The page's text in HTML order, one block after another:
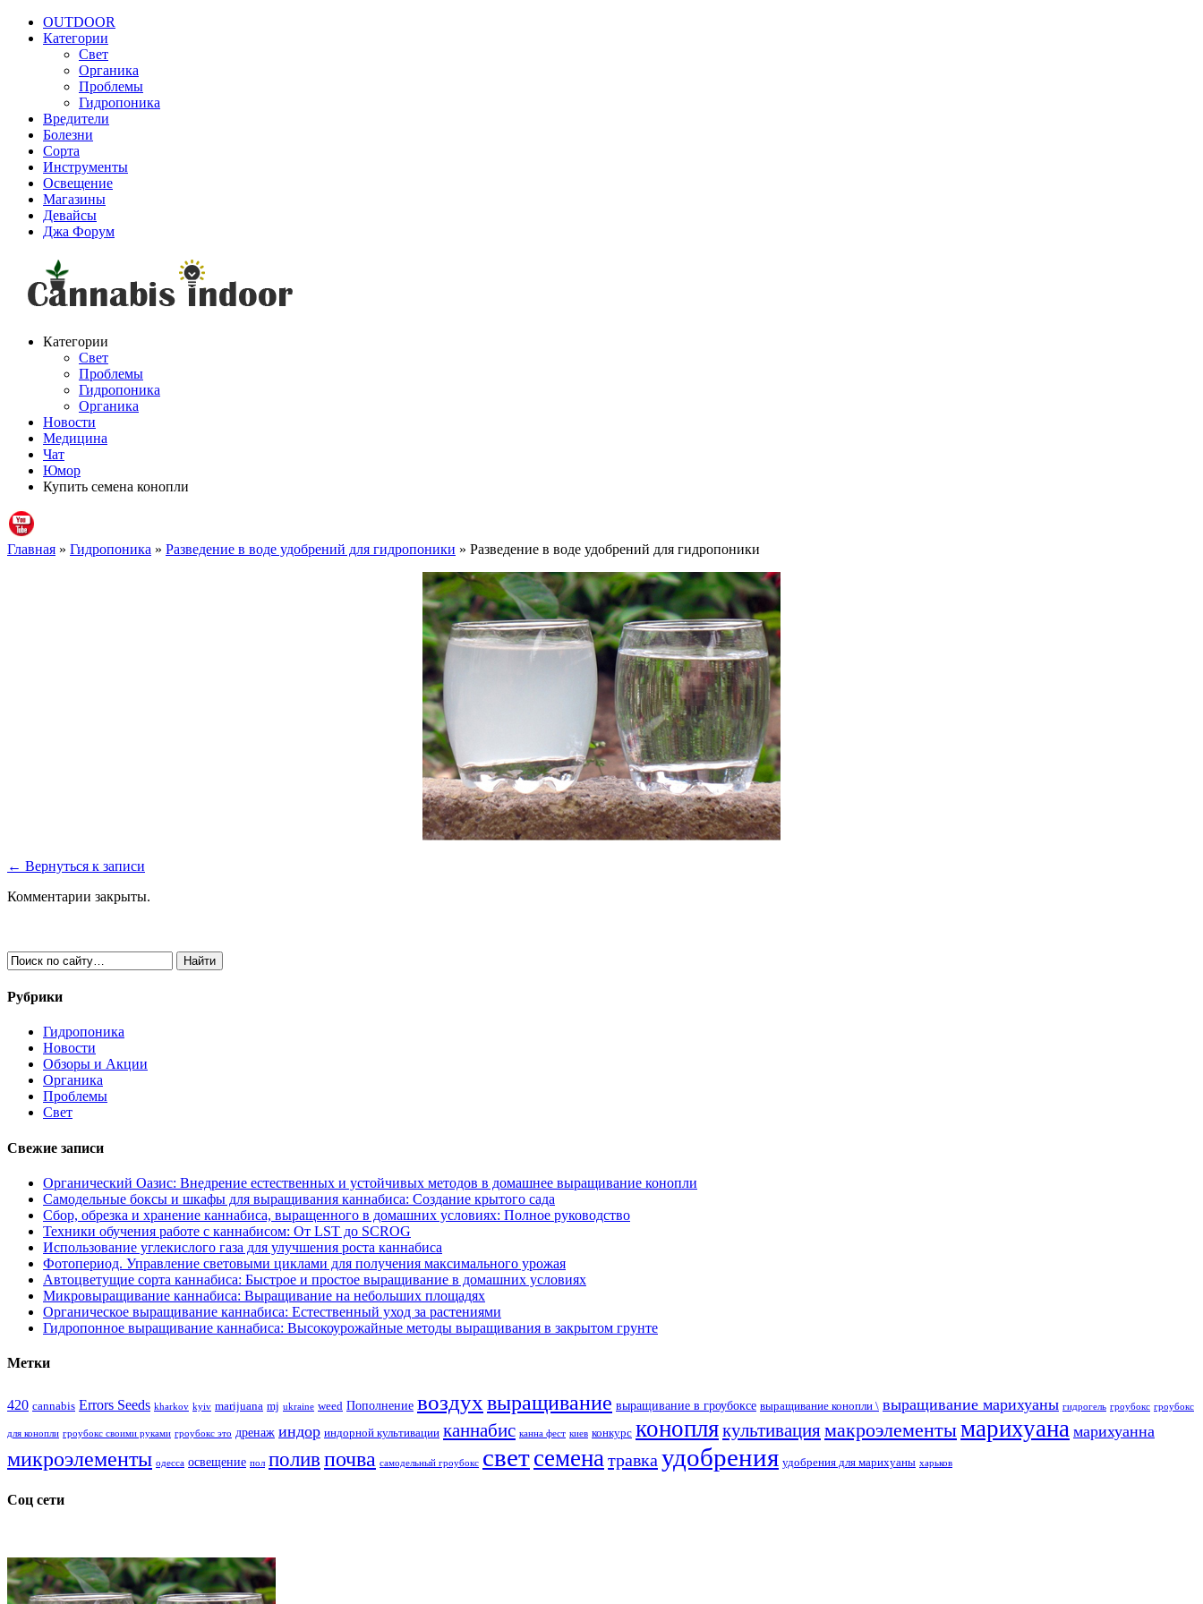
OUTDOOR
Категории
Свет
Органика
Проблемы
Гидропоника
Вредители
Болезни
Сорта
Инструменты
Освещение
Магазины
Девайсы
Джа Форум
Категории
Свет
Проблемы
Гидропоника
Органика
Новости
Медицина
Чат
Юмор
Купить семена конопли
Главная » Гидропоника » Разведение в воде удобрений для гидропоники » Разведение в воде удобрений для гидропоники
← Вернуться к записи
Комментарии закрыты.
Рубрики
Гидропоника
Новости
Обзоры и Акции
Органика
Проблемы
Свет
Свежие записи
Органический Оазис: Внедрение естественных и устойчивых методов в домашнее выращивание конопли
Самодельные боксы и шкафы для выращивания каннабиса: Создание крытого сада
Сбор, обрезка и хранение каннабиса, выращенного в домашних условиях: Полное руководство
Техники обучения работе с каннабисом: От LST до SCROG
Использование углекислого газа для улучшения роста каннабиса
Фотопериод. Управление световыми циклами для получения максимального урожая
Автоцветущие сорта каннабиса: Быстрое и простое выращивание в домашних условиях
Микровыращивание каннабиса: Выращивание на небольших площадях
Органическое выращивание каннабиса: Естественный уход за растениями
Гидропонное выращивание каннабиса: Высокоурожайные методы выращивания в закрытом грунте
Метки
420 cannabis Errors Seeds kharkov kyiv marijuana mj ukraine weed Пополнение воздухвыращивание выращивание в гроубоксе выращивание конопли \ выращивание марихуаны гидрогель гроубокс гроубокс
для конопли гроубокс своими руками гроубокс это дренаж индор индорной культивации каннабис канна фест киев конкурс коноплякультивациямакроэлементымарихуана марихуанна
микроэлементы одесса освещение пол полив почва самодельный гроубокс светсеменатравкаудобрения удобрения для марихуаны харьков
Соц сети